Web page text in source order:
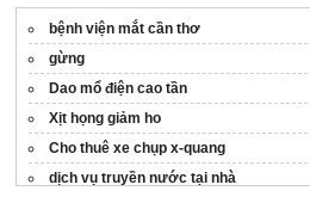
bệnh viện mắt cần thơ
gừng
Dao mổ điện cao tần
Xịt họng giảm ho
Cho thuê xe chụp x-quang
dịch vụ truyền nước tại nhà